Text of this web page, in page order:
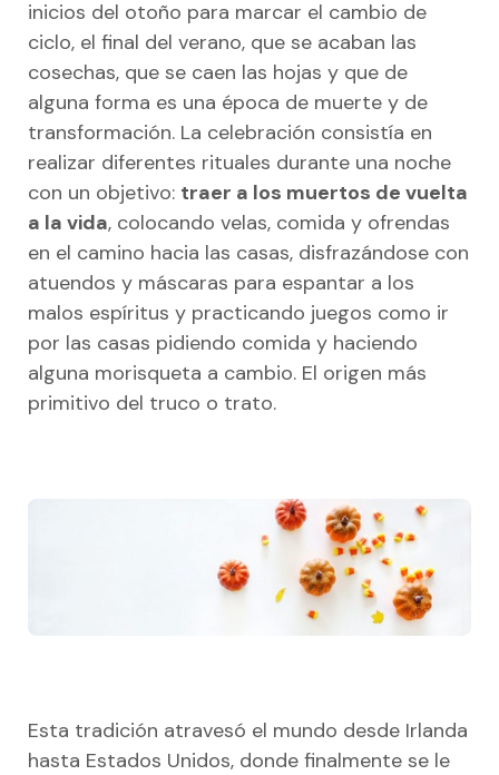
inicios del otoño para marcar el cambio de
ciclo, el final del verano, que se acaban las
cosechas, que se caen las hojas y que de
alguna forma es una época de muerte y de
transformación. La celebración consistía en
realizar diferentes rituales durante una noche
con un objetivo: traer a los muertos de vuelta
a la vida, colocando velas, comida y ofrendas
en el camino hacia las casas, disfrazándose con
atuendos y máscaras para espantar a los
malos espíritus y practicando juegos como ir
por las casas pidiendo comida y haciendo
alguna morisqueta a cambio. El origen más
primitivo del truco o trato.
Esta tradición atravesó el mundo desde Irlanda
hasta Estados Unidos, donde finalmente se le